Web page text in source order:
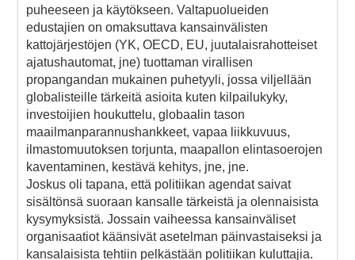
puheeseen ja käytökseen. Valtapuolueiden
edustajien on omaksuttava kansainvälisten
kattojärjestöjen (YK, OECD, EU, juutalaisrahotteiset
ajatushautomat, jne) tuottaman virallisen
propangandan mukainen puhetyyli, jossa viljellään
globalisteille tärkeitä asioita kuten kilpailukyky,
investoijien houkuttelu, globaalin tason
maailmanparannushankkeet, vapaa liikkuvuus,
ilmastomuutoksen torjunta, maapallon elintasoerojen
kaventaminen, kestävä kehitys, jne, jne.
Joskus oli tapana, että politiikan agendat saivat
sisältönsä suoraan kansalle tärkeistä ja olennaisista
kysymyksistä. Jossain vaiheessa kansainväliset
organisaatiot käänsivät asetelman päinvastaiseksi ja
kansalaisista tehtiin pelkästään politiikan kuluttajia.